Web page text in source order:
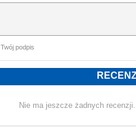
obraz stał się
Twój podpis
Nie ma jeszcze żadnych